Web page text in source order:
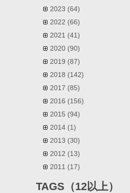
2023 (64)
2022 (66)
2021 (41)
2020 (90)
2019 (87)
2018 (142)
2017 (85)
2016 (156)
2015 (94)
2014 (1)
2013 (30)
2012 (13)
2011 (17)
TAGS（12以上）